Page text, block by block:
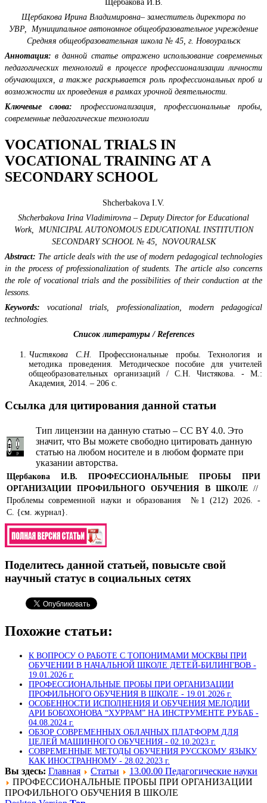
Щербакова И.В.
Щербакова Ирина Владимировна– заместитель директора по
УВР, Муниципальное автономное общеобразовательное учреждение
Средняя общеобразовательная школа № 45, г. Новоуральск
Аннотация: в данной статье отражено использование современных
педагогических технологий в процессе профессионализации личности
обучающихся, а также раскрывается роль профессиональных проб и
возможности их проведения в рамках урочной деятельности.
Ключевые слова: профессионализация, профессиональные пробы,
современные педагогические технологии
VOCATIONAL TRIALS IN
VOCATIONAL TRAINING AT A
SECONDARY SCHOOL
Shcherbakova I.V.
Shcherbakova Irina Vladimirovna – Deputy Director for Educational
Work, MUNICIPAL AUTONOMOUS EDUCATIONAL INSTITUTION
SECONDARY SCHOOL №45,
NOVOURALSK
Abstract: The article deals with the use of modern pedagogical technologies
in the process of professionalization of students. The article also concerns
the role of vocational trials and the possibilities of their conduction at the
lessons.
Keywords:vocational trials, professionalization, modern pedagogical
technologies.
Список литературы / References
Чистякова С.Н.
Профессиональные пробы. Технология и
методика проведения. Методическое пособие для учителей
общеобразовательных организаций / С.Н. Чистякова. - М.:
Академия, 2014. – 206 с.
Ссылка для цитирования данной статьи
Тип лицензии на данную статью – CC BY 4.0. Это
значит, что Вы можете свободно цитировать данную
статью на любом носителе и в любом формате при
указании авторства.
Щербакова И.В. ПРОФЕССИОНАЛЬНЫЕ ПРОБЫ ПРИ
ОРГАНИЗАЦИИ ПРОФИЛЬНОГО ОБУЧЕНИЯ В ШКОЛЕ
//
Проблемы современной науки и образования №1 (212) 2026. -
С. {см. журнал}.
Поделитесь данной статьей, повысьте свой
научный статус в социальных сетях
Похожие статьи:
К ВОПРОСУ О РАБОТЕ С ТОПОНИМАМИ МОСКВЫ ПРИ
ОБУЧЕНИИ В НАЧАЛЬНОЙ ШКОЛЕ ДЕТЕЙ-БИЛИНГВОВ -
19.01.2026 г.
ПРОФЕССИОНАЛЬНЫЕ ПРОБЫ ПРИ ОРГАНИЗАЦИИ
ПРОФИЛЬНОГО ОБУЧЕНИЯ В ШКОЛЕ - 19.01.2026 г.
ОСОБЕННОСТИ ИСПОЛНЕНИЯ И ОБУЧЕНИЯ МЕЛОДИИ
АРИ БОБОХОНОВА “ХУРРАМ” НА ИНСТРУМЕНТЕ РУБАБ -
04.08.2024 г.
ОБЗОР СОВРЕМЕННЫХ ОБЛАЧНЫХ ПЛАТФОРМ ДЛЯ
ЦЕЛЕЙ МАШИННОГО ОБУЧЕНИЯ - 02.10.2023 г.
СОВРЕМЕННЫЕ МЕТОДЫ ОБУЧЕНИЯ РУССКОМУ ЯЗЫКУ
КАК ИНОСТРАННОМУ - 28.02.2023 г.
Вы здесь: Главная Статьи
13.00.00 Педагогические науки
ПРОФЕССИОНАЛЬНЫЕ ПРОБЫ ПРИ ОРГАНИЗАЦИИ
ПРОФИЛЬНОГО ОБУЧЕНИЯ В ШКОЛЕ